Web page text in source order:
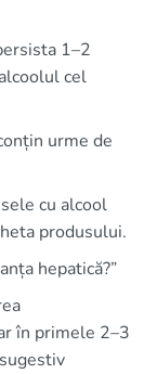
1–2
cel
urme de
cu alcool
produsului.
hepatică?”
în primele 2–3